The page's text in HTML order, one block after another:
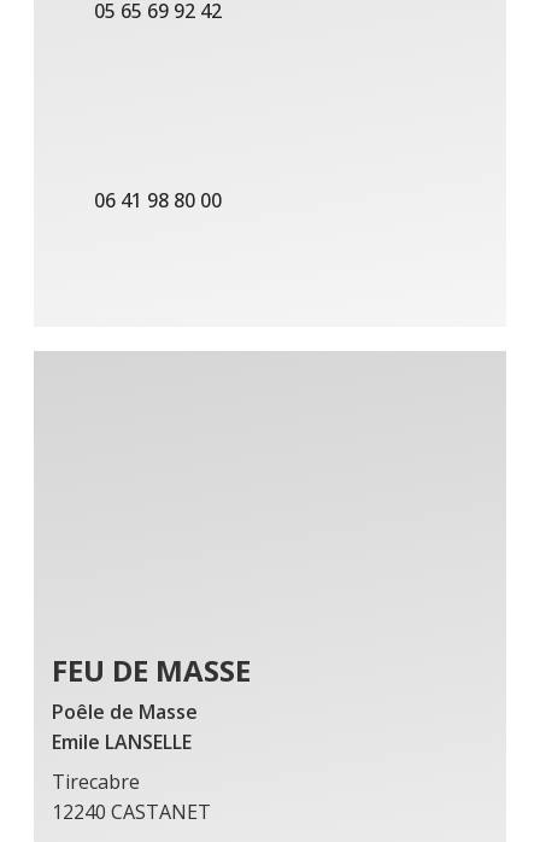
05 65 69 92 42
06 41 98 80 00
FEU DE MASSE
Poêle de Masse
Emile LANSELLE
Tirecabre
12240 CASTANET